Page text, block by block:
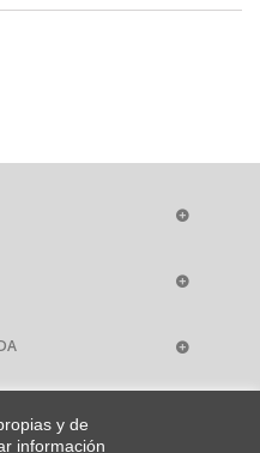
y de
información